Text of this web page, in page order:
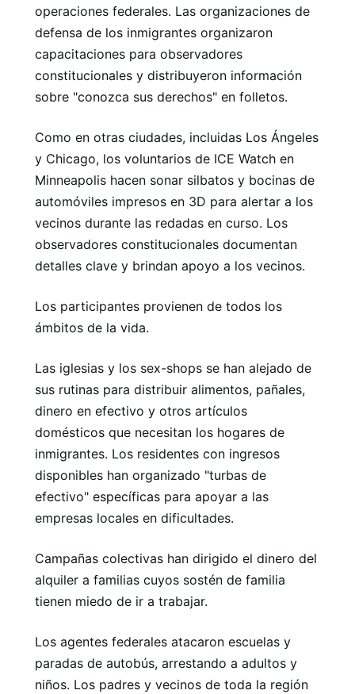
operaciones federales. Las organizaciones de
defensa de los inmigrantes organizaron
capacitaciones para observadores
constitucionales y distribuyeron información
sobre "conozca sus derechos" en folletos.
Como en otras ciudades, incluidas Los Ángeles
y Chicago, los voluntarios de ICE Watch en
Minneapolis hacen sonar silbatos y bocinas de
automóviles impresos en 3D para alertar a los
vecinos durante las redadas en curso. Los
observadores constitucionales documentan
detalles clave y brindan apoyo a los vecinos.
Los participantes provienen de todos los
ámbitos de la vida.
Las iglesias y los sex-shops se han alejado de
sus rutinas para distribuir alimentos, pañales,
dinero en efectivo y otros artículos
domésticos que necesitan los hogares de
inmigrantes. Los residentes con ingresos
disponibles han organizado "turbas de
efectivo" específicas para apoyar a las
empresas locales en dificultades.
Campañas colectivas han dirigido el dinero del
alquiler a familias cuyos sostén de familia
tienen miedo de ir a trabajar.
Los agentes federales atacaron escuelas y
paradas de autobús, arrestando a adultos y
niños. Los padres y vecinos de toda la región